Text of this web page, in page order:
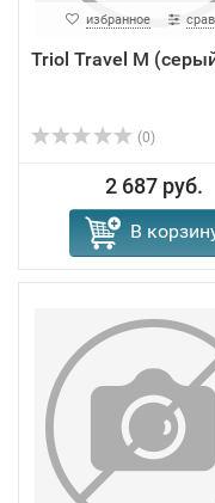
избранное
Triol Travel M
(0)
2 687 руб.
В